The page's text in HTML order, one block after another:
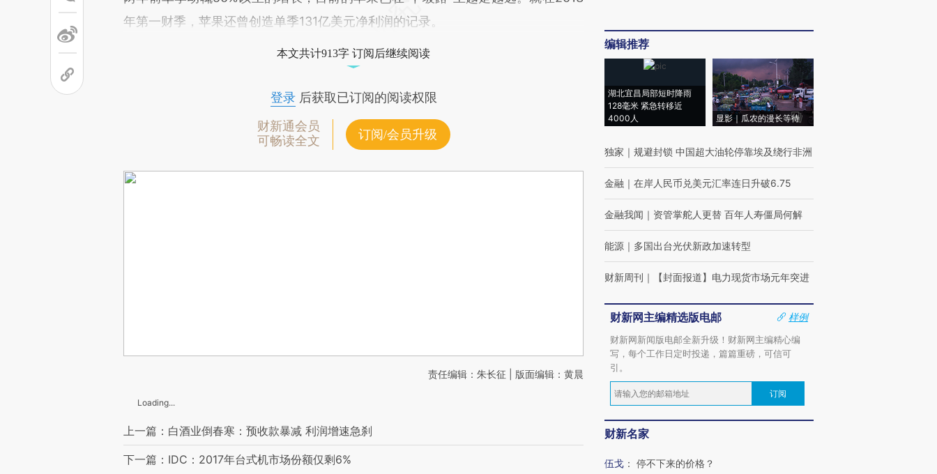
年第一财季，苹果还曾创造单季131亿美元净利润的记录。
本文共计913字 订阅后继续阅读
登录后获取已订阅的阅读权限
财新通会员
可畅读全文
订阅/会员升级
责任编辑：朱长征 | 版面编辑：黄晨
Loading...
上一篇：白酒业倒春寒：预收款暴减 利润增速急刹
下一篇：IDC：2017年台式机市场份额仅剩6%
编辑推荐
湖北宜昌局部短时降雨
128毫米 紧急转移近
4000人
显影｜瓜农的漫长等待
独家 ｜ 规避封锁 中国超大油轮停靠埃及绕行非洲
金融 ｜ 在岸人民币兑美元汇率连日升破6.75
金融我闻 ｜ 资管掌舵人更替 百年人寿僵局何解
能源 ｜ 多国出台光伏新政加速转型
财新周刊 ｜ 【封面报道】电力现货市场元年突进
财新网主编精选版电邮
样例
财新网新闻版电邮全新升级！财新网主编精心编
写，每个工作日定时投递，篇篇重磅，可信可
引。
订阅
财新名家
伍戈 ： 停不下来的价格？